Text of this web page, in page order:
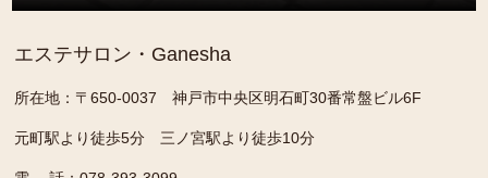
エステサロン・Ganesha
所在地：〒650-0037 神戸市中央区明石町30番常盤ビル6F
元町駅より徒歩5分 三ノ宮駅より徒歩10分